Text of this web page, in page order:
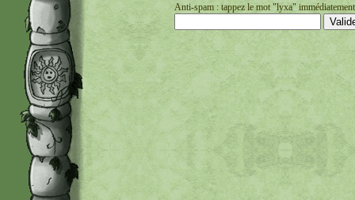
Anti-spam : tappez le mot "lyxa"